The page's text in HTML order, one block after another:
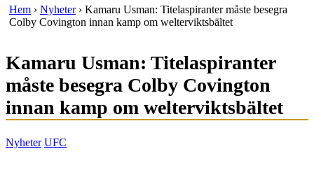
Hem › Nyheter› Kamaru Usman: Titelaspiranter måste besegra
Colby Covington innan kamp om welterviktsbältet
Kamaru Usman: Titelaspiranter
måste besegra Colby Covington
innan kamp om welterviktsbältet
Nyheter UFC